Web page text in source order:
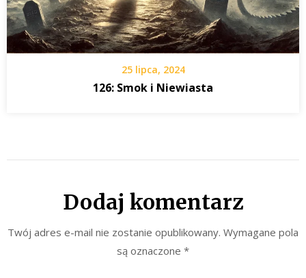
25 lipca, 2024
126: Smok i Niewiasta
Dodaj komentarz
Twój adres e-mail nie zostanie opublikowany. Wymagane pola
są oznaczone *